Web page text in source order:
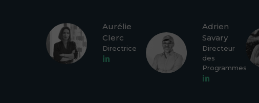
Aurélie
Clerc
Directrice
Adrien
Savary
Directeur
des
Programmes